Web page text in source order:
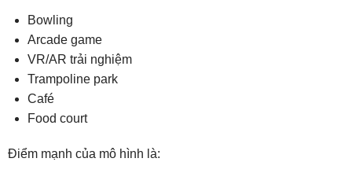
Bowling
Arcade game
VR/AR trải nghiệm
Trampoline park
Café
Food court
Điểm mạnh của mô hình là: